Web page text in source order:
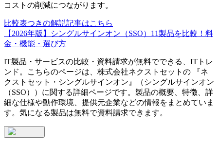
コストの削減につながります。
比較表つきの解説記事はこちら
【2026年版】シングルサインオン（SSO）11製品を比較！料
金・機能・選び方
IT製品・サービスの比較・資料請求が無料でできる、ITトレ
ンド。こちらのページは、 株式会社ネクストセット の 『ネ
クストセット・シングルサインオン 』（ シングルサインオン
（SSO）
）に関する詳細ページです。製品の概要、特徴、詳
細な仕様や動作環境、提供元企業などの情報をまとめていま
す。気になる製品は無料で資料請求できます。